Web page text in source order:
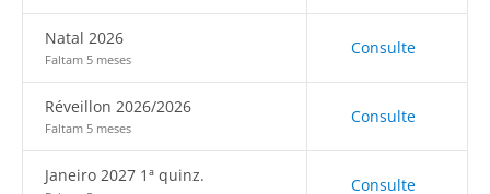
Natal 2026
Faltam 5 meses
Consulte
Réveillon 2026/2026
Faltam 5 meses
Consulte
Janeiro 2027 1ª quinz. Consulte